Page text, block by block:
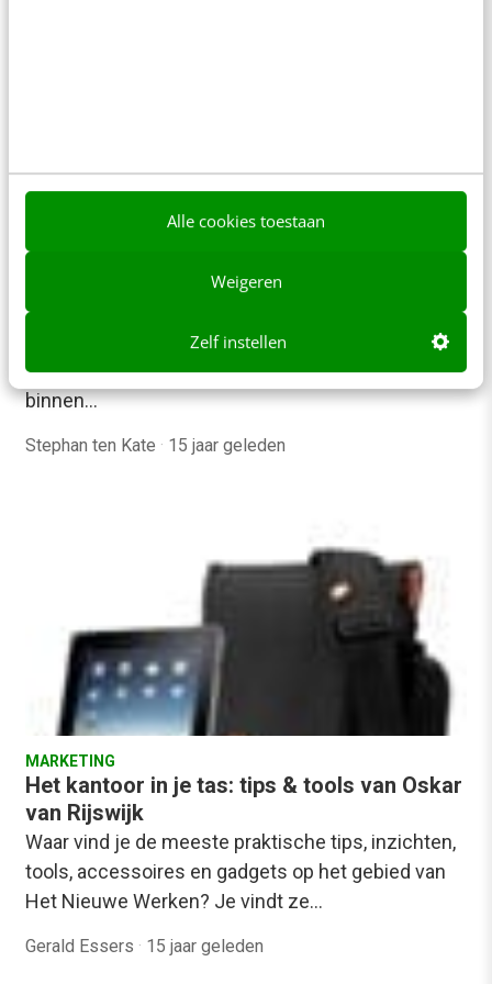
Alle cookies toestaan
Weigeren
Zelf instellen
Case study #socmedprak: dankzij social
media een social event
De term social media begint de hypetrekjes te
verliezen en er wordt meer nagedacht over de
verankering van de achterliggende attitudes
binnen…
Stephan ten Kate · 15 jaar geleden
MARKETING
Het kantoor in je tas: tips & tools van Oskar
van Rijswijk
Waar vind je de meeste praktische tips, inzichten,
tools, accessoires en gadgets op het gebied van
Het Nieuwe Werken? Je vindt ze…
Gerald Essers · 15 jaar geleden